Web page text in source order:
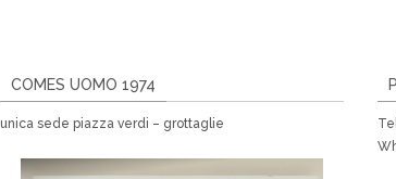
COMES UOMO 1974
unica sede piazza verdi – grottaglie